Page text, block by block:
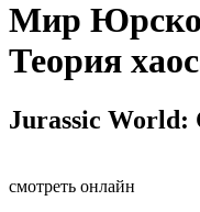
Мир
Теория
Jurassic World:
смотреть онлайн